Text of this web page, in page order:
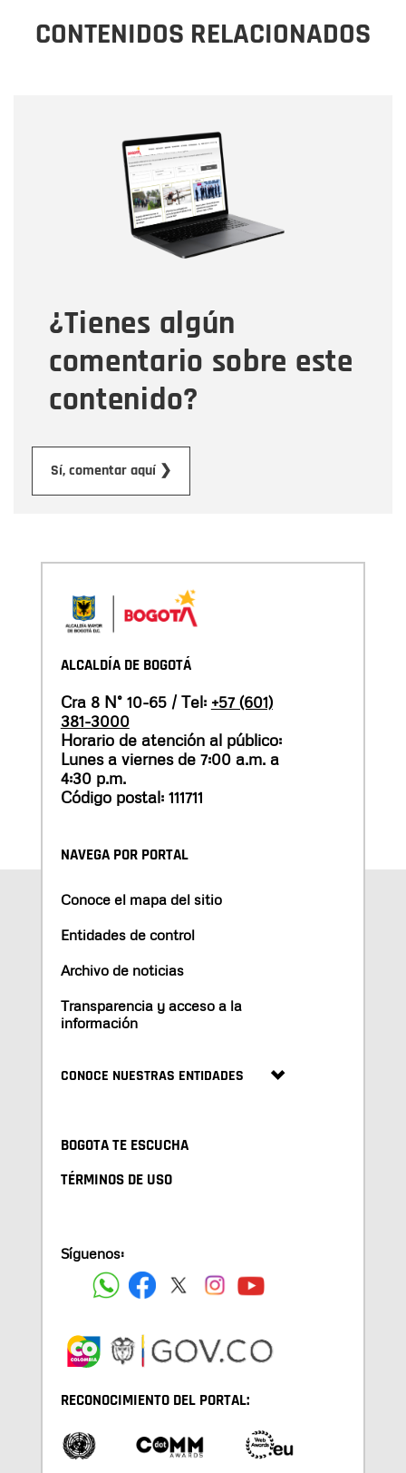
CONTENIDOS RELACIONADOS
¿Tienes algún
comentario sobre este
contenido?
Sí, comentar aquí ❯
Correo electrónico
Tipo de comentario
Mensaje
ALCALDÍA DE BOGOTÁ
Cra 8 N° 10-65 / Tel: +57 (601)
381-3000
Horario de atención al público:
Lunes a viernes de 7:00 a.m. a
4:30 p.m.
Código postal: 111711
NAVEGA POR PORTAL
Conoce el mapa del sitio
Entidades de control
Archivo de noticias
Transparencia y acceso a la
información
CONOCE NUESTRAS ENTIDADES
BOGOTA TE ESCUCHA
TÉRMINOS DE USO
Síguenos:
RECONOCIMIENTO DEL PORTAL: